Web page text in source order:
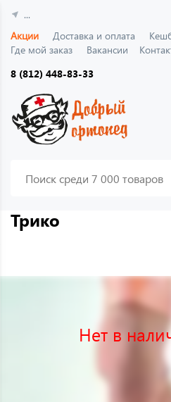
...
Акции
Доставка и оплата
Где мой заказ
Вакансии
8 (812) 448-83-33
Трико
Нет в